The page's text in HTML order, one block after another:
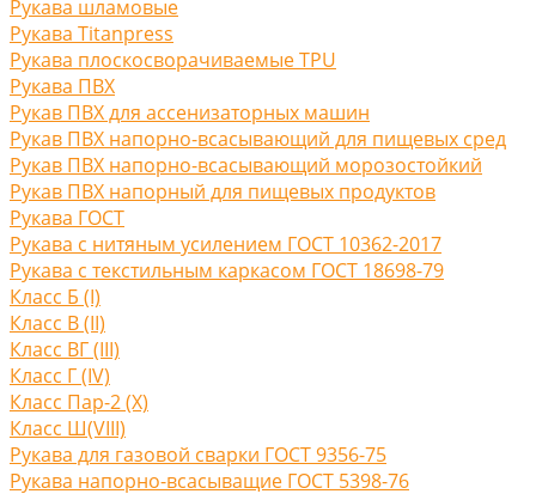
Рукава шламовые
Рукава Titanpress
Рукава плоскосворачиваемые TPU
Рукава ПВХ
Рукав ПВХ для ассенизаторных машин
Рукав ПВХ напорно-всасывающий для пищевых сред
Рукав ПВХ напорно-всасывающий морозостойкий
Рукав ПВХ напорный для пищевых продуктов
Рукава ГОСТ
Рукава с нитяным усилением ГОСТ 10362-2017
Рукава с текстильным каркасом ГОСТ 18698-79
Класс Б (I)
Класс В (II)
Класс ВГ (III)
Класс Г (IV)
Класс Пар-2 (X)
Класс Ш(VIII)
Рукава для газовой сварки ГОСТ 9356-75
Рукава напорно-всасыващие ГОСТ 5398-76